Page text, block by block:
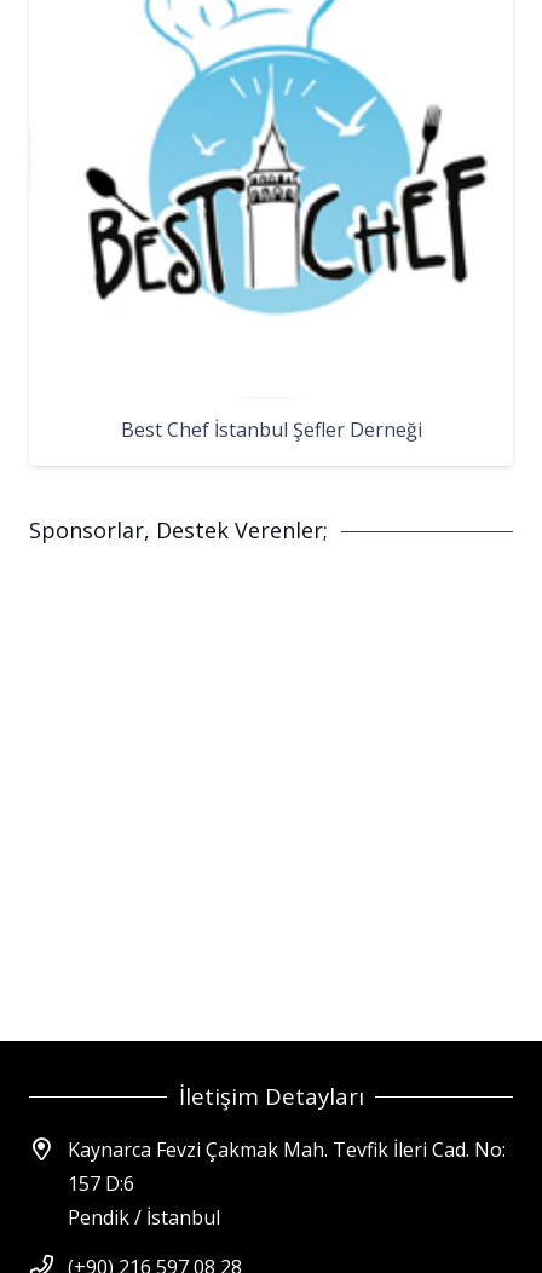
Best Chef İstanbul Şefler Derneği
Sponsorlar, Destek Verenler;
İletişim Detayları
Kaynarca Fevzi Çakmak Mah. Tevfik İleri Cad. No:
157 D:6
Pendik / İstanbul
(+90) 216 597 08 28